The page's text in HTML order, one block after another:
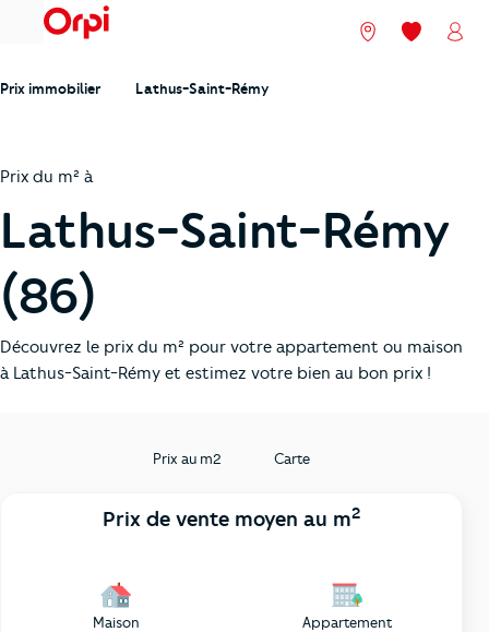
menu Nos agences
Mes
Prix immobilier Lathus-Saint-Rémy
Prix du m² à
Lathus-Saint-Rémy
(86)
Découvrez le prix du m² pour votre appartement ou maison
à Lathus-Saint-Rémy et estimez votre bien au bon prix !
Prix au m2 Carte
Prix de vente moyen au m2
Maison Appartement